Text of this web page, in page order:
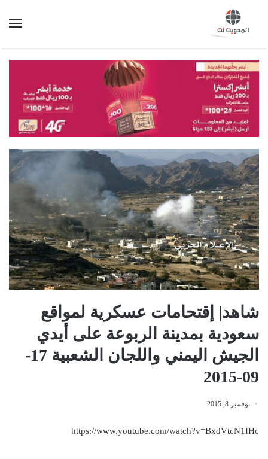
شاهد| إقتحامات عسكرية لمواقع
سعودية بمدينة الربوعة على أيدي
الجيش اليمني واللجان الشعبية 17-
09-2015
نوفمبر 8, 2015
https://www.youtube.com/watch?v=BxdVtcN1IHc